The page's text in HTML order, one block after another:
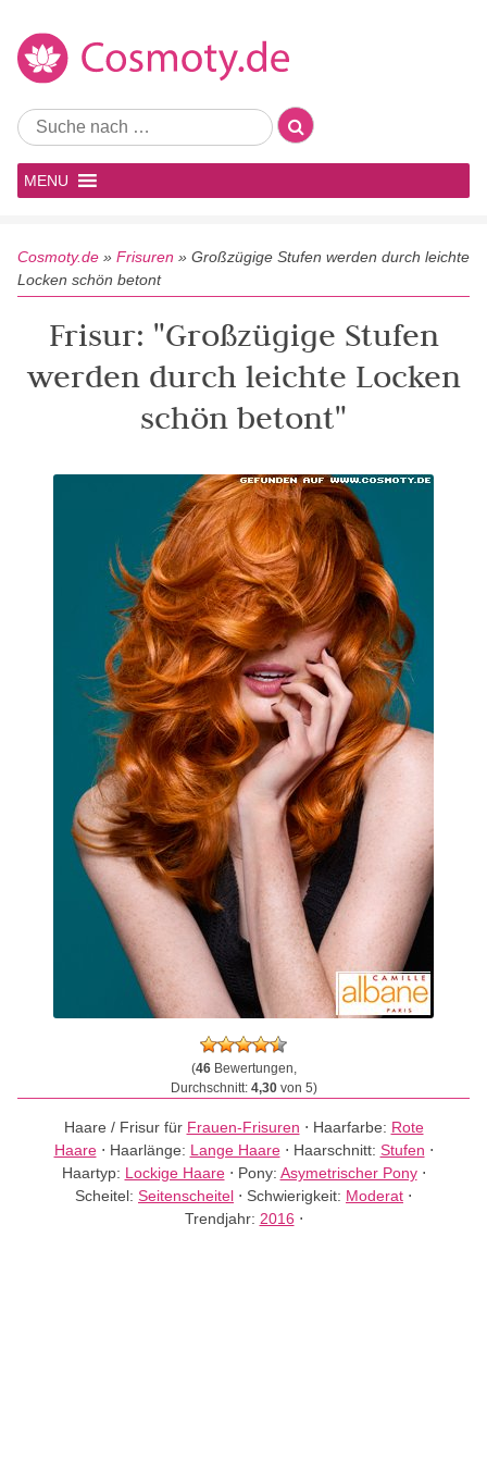
MENU
Cosmoty.de » Frisuren » Großzügige Stufen werden durch leichte
Locken schön betont
Frisur: "Großzügige Stufen
werden durch leichte Locken
schön betont"
(46Bewertungen,
Durchschnitt: 4,30von 5)
Haare / Frisur für Frauen-Frisuren ⋅ Haarfarbe: Rote
Haare⋅ Haarlänge: Lange Haare⋅ Haarschnitt: Stufen ⋅
Haartyp: Lockige Haare⋅ Pony: Asymetrischer Pony⋅
Scheitel: Seitenscheitel ⋅ Schwierigkeit: Moderat ⋅
Trendjahr: 2016 ⋅